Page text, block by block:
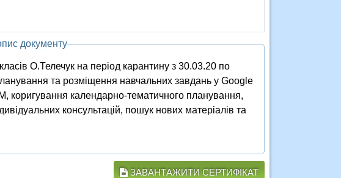
документу
О.Телечук на період карантину з 30.03.20 по
та розміщення навчальних завдань у Google
коригування календарно-тематичного планування,
консультацій, пошук нових матеріалів та
ЗАВАНТАЖИТИ СЕРТИФІКАТ